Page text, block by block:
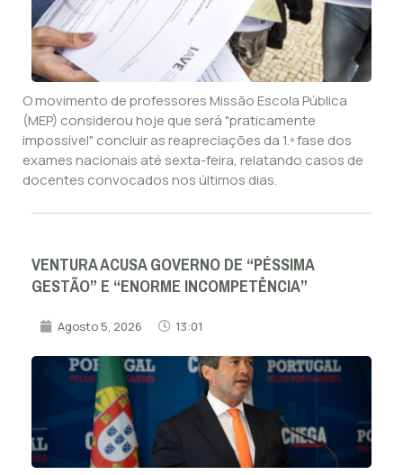
O movimento de professores Missão Escola Pública
(MEP) considerou hoje que será "praticamente
impossível" concluir as reapreciações da 1.ª fase dos
exames nacionais até sexta-feira, relatando casos de
docentes convocados nos últimos dias.
VENTURA ACUSA GOVERNO DE “PÉSSIMA
GESTÃO” E “ENORME INCOMPETÊNCIA”
Agosto 5, 2026 13:01